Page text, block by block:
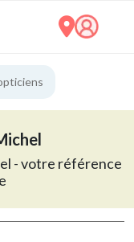
- votre référence